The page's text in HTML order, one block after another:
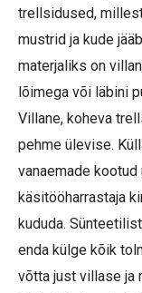
trellsidused,
mustrid ja kude
materjaliks on
lõimega või läbini
Villane, koheva
pehme ülevise.
vanaemade
käsitööharrastaja
kududa.
enda külge kõik
võtta just villase ja